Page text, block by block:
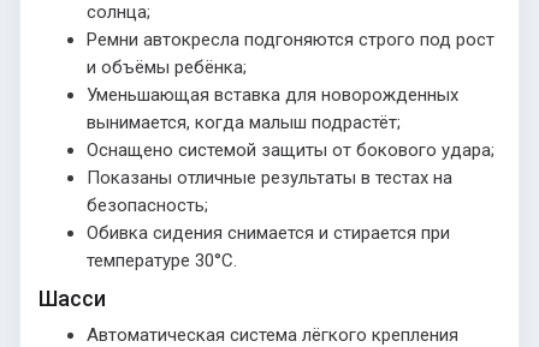
солнца;
Ремни автокресла подгоняются строго под рост
и объёмы ребёнка;
Уменьшающая вставка для новорожденных
вынимается, когда малыш подрастёт;
Оснащено системой защиты от бокового удара;
Показаны отличные результаты в тестах на
безопасность;
Обивка сидения снимается и стирается при
температуре 30°С.
Шасси
Автоматическая система лёгкого крепления